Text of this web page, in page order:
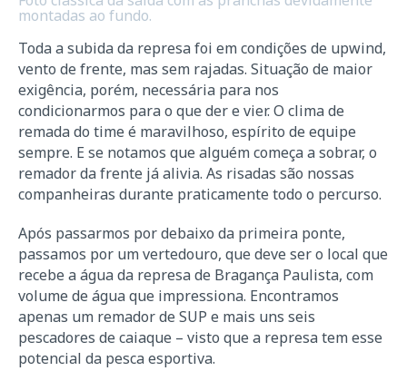
montadas ao fundo.
Toda a subida da represa foi em condições de upwind,
vento de frente, mas sem rajadas. Situação de maior
exigência, porém, necessária para nos
condicionarmos para o que der e vier. O clima de
remada do time é maravilhoso, espírito de equipe
sempre. E se notamos que alguém começa a sobrar, o
remador da frente já alivia. As risadas são nossas
companheiras durante praticamente todo o percurso.
Após passarmos por debaixo da primeira ponte,
passamos por um vertedouro, que deve ser o local que
recebe a água da represa de Bragança Paulista, com
volume de água que impressiona. Encontramos
apenas um remador de SUP e mais uns seis
pescadores de caiaque – visto que a represa tem esse
potencial da pesca esportiva.